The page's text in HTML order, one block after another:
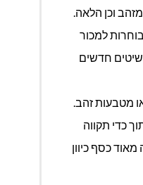
וכן הלאה.
למכור
חדשים
מטבעות זהב.
כדי תקווה
כסף כיוון